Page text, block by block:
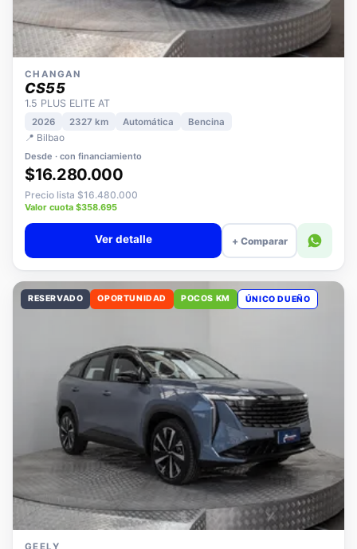
CHANGAN
CS55
1.5 PLUS ELITE AT
2026
📍 Bilbao
Desde · con financiamiento
$16.280.000
Precio lista $16.480.000
Valor cuota $358.695
+ Comparar
RESERVADO OPORTUNIDAD POCOS KM